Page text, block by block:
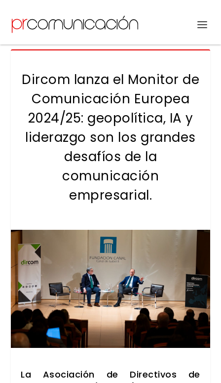
Dircom lanza el Monitor de
Comunicación Europea
2024/25: geopolítica, IA y
liderazgo son los grandes
desafíos de la
comunicación
empresarial.
La Aso­cia­ción de Direc­ti­vos de